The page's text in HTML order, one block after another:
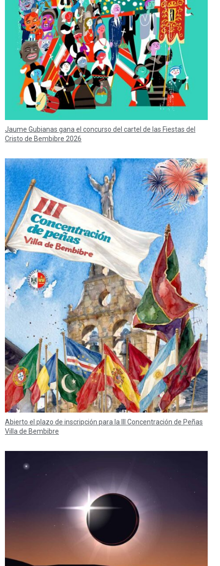
Jaume Gubianas gana el concurso del cartel de las Fiestas del
Cristo de Bembibre 2026
Abierto el plazo de inscripción para la III Concentración de Peñas
Villa de Bembibre